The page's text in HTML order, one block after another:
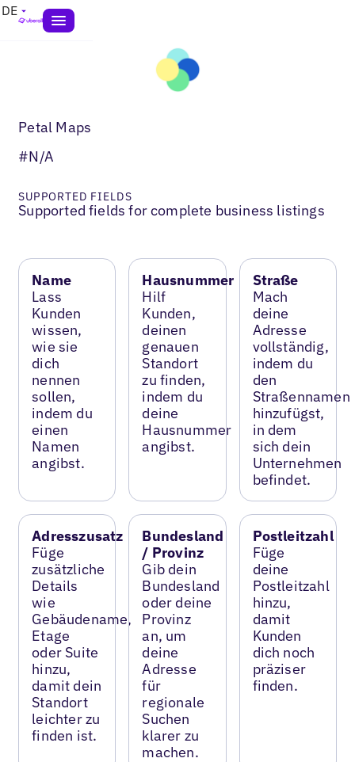
DE
Petal Maps
#N/A
SUPPORTED FIELDS
Supported fields for complete business listings
Name
Lass
Kunden
wissen,
wie sie
dich
nennen
sollen,
indem du
einen
Namen
angibst.
Hausnummer
Hilf
Kunden,
deinen
genauen
Standort
zu finden,
indem du
deine
Hausnummer
angibst.
Straße
Mach
deine
Adresse
vollständig,
indem du
den
Straßennamen
hinzufügst,
in dem
sich dein
Unternehmen
befindet.
Adresszusatz
Füge
zusätzliche
Details
wie
Gebäudename,
Etage
oder Suite
hinzu,
damit dein
Standort
leichter zu
finden ist.
Bundesland
/ Provinz
Gib dein
Bundesland
oder deine
Provinz
an, um
deine
Adresse
für
regionale
Suchen
klarer zu
machen.
Postleitzahl
Füge
deine
Postleitzahl
hinzu,
damit
Kunden
dich noch
präziser
finden.